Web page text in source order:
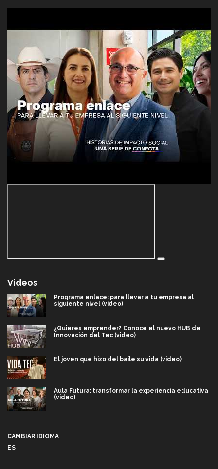
Videos
Programa enlace: para llevar a tu empresa al
siguiente nivel (video)
¿Quieres emprender? Conoce el nuevo HUB de
Innovación del Tec (video)
El joven que hizo del baile su vida (video)
Aula Futura: transformar la experiencia educativa
(video)
CAMBIAR IDIOMA
ES